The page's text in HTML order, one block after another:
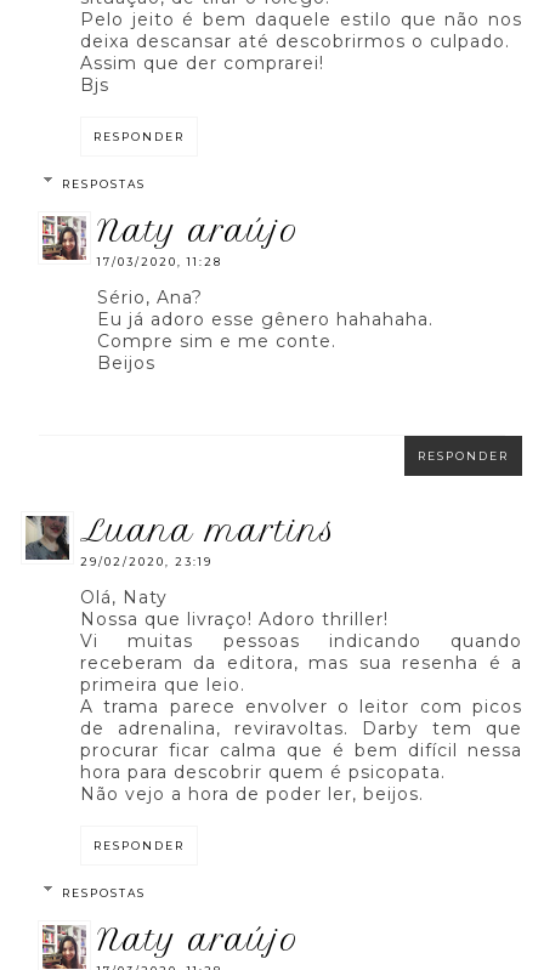
Pelo jeito é bem daquele estilo que não nos
deixa descansar até descobrirmos o culpado.
Assim que der comprarei!
Bjs
RESPONDER
RESPOSTAS
naty araújo
17/03/2020, 11:28
Sério, Ana?
Eu já adoro esse gênero hahahaha.
Compre sim e me conte.
Beijos
RESPONDER
luana martins
29/02/2020, 23:19
Olá, Naty
Nossa que livraço! Adoro thriller!
Vi muitas pessoas indicando quando
receberam da editora, mas sua resenha é a
primeira que leio.
A trama parece envolver o leitor com picos
de adrenalina, reviravoltas. Darby tem que
procurar ficar calma que é bem difícil nessa
hora para descobrir quem é psicopata.
Não vejo a hora de poder ler, beijos.
RESPONDER
RESPOSTAS
naty araújo